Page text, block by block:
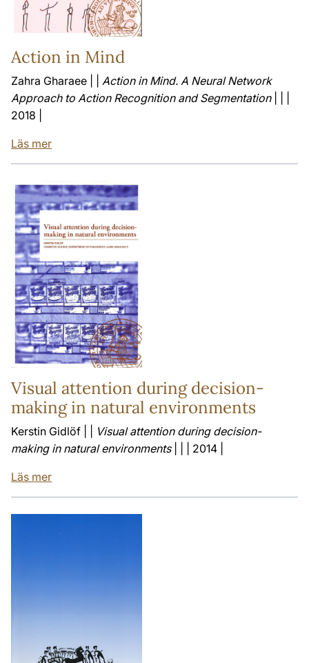
Action in Mind
Zahra Gharaee | | Action in Mind. A Neural Network
Approach to Action Recognition and Segmentation| | |
2018 |
Läs mer
Visual attention during decision-
making in natural environments
Kerstin Gidlöf | |
Visual attention during decision-
making in natural environments| | | 2014 |
Läs mer